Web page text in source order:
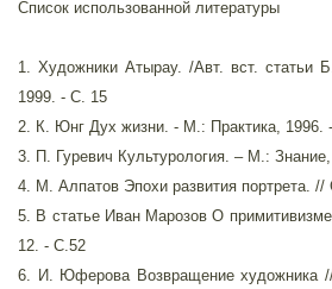
Список использованной литературы
1. Художники Атырау. /Авт. вст. статьи
1999. - С. 15
2. К. Юнг Дух жизни. - М.: Практика, 1996.
3. П. Гуревич Культурология. – М.:
4. М. Алпатов Эпохи развития портрета.
5. В статье Иван Марозов О
12. - С.52
6. И. Юферова Возвращение художника